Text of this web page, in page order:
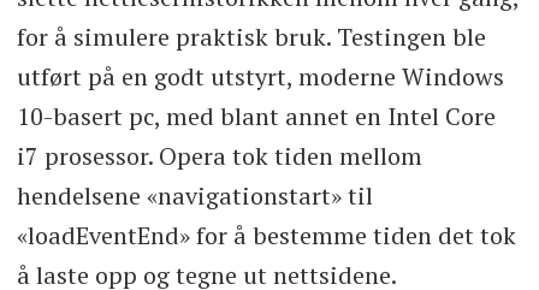
for å simulere praktisk bruk. Testingen ble
utført på en godt utstyrt, moderne Windows
10-basert pc, med blant annet en Intel Core
i7 prosessor. Opera tok tiden mellom
hendelsene «navigationstart» til
«loadEventEnd» for å bestemme tiden det tok
å laste opp og tegne ut nettsidene.